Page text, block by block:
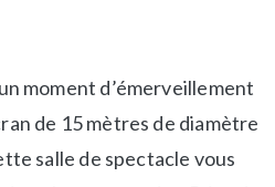
moment d’émerveillement
de 15 mètres de diamètre
salle de spectacle vous